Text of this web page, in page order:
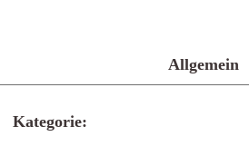
Allgemein
Kategorie: